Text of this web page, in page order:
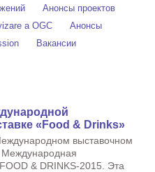
Анонсы проектов
a OGC
Анонсы
Вакансии
«Food & Drinks»
выставочном
Международная
& DRINKS-2015. Эта